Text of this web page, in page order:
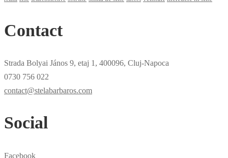
Contact
Strada Bolyai János 9, etaj 1, 400096, Cluj-Napoca
0730 756 022
contact@stelabarbaros.com
Social
Facebook